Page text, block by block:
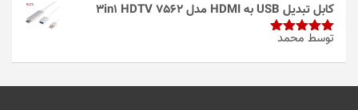
کابل تبدیل USB به HDMI مدل 3in1 HDTV 7562
امتیاز5از
توسط محمد